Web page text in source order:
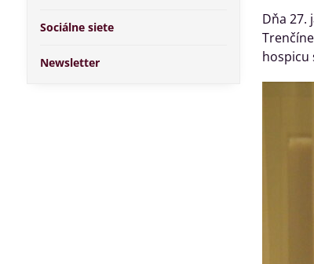
Dňa 27.
hospicu
Sociálne siete
Newsletter